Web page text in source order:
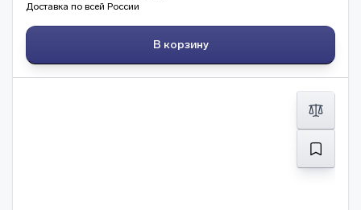
Доставка по всей России
В корзину